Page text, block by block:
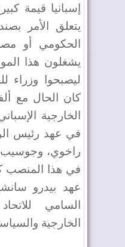
إسبانيا قيمة
يتعلق الأمر
الحكومي أو
يشغلون هذا
ليصبحوا وزراء
كان الحال مع
في عهد رئيس
راخوي، وجوسيب
في هذا المنصب
عهد بيدرو
السامي
الخارجية